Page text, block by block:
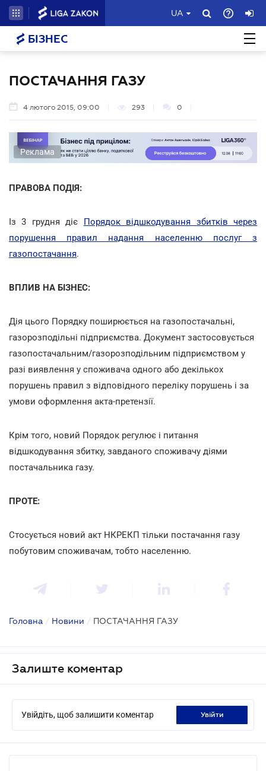
UA
БІЗНЕС
ПОСТАЧАННЯ ГАЗУ
4 лютого 2015, 09:00 293 0
Реклама
ПРАВОВА ПОДІЯ:
Із 3 грудня діє Порядок відшкодування збитків через
порушення правил надання населенню послуг з
газопостачання.
ВПЛИВ НА БІЗНЕС:
Дія цього Порядку поширюється на газопостачальні,
газорозподільні підприємства. Документ застосовується
газопостачальним/газорозподільним підприємством у
разі виявлення у споживача одного або декількох
порушень правил з відповідного переліку порушень і за
умови оформлення акта-претензії.
Крім того, новий Порядок регулює і питання
відшкодування збитку, завданого споживачу діями
постачальника газу.
ПРОТЕ:
Стосується новий акт НКРЕКП тільки постачання газу
побутовим споживачам, тобто населенню.
Головна / Новини / ПОСТАЧАННЯ ГАЗУ
Залиште коментар
Увійдіть, щоб залишити коментар увійти